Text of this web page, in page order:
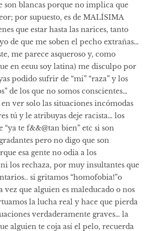
son blancas porque no implica que
por supuesto, es de MALÍSIMA
que estar hasta las narices, tanto
de que me soben el pecho extrañas…
me parece asqueroso y, como
en eeuu soy latina) me disculpo por
podido sufrir de “mi” “raza” y los
de los que no somos conscientes…
ver solo las situaciones incómodas
tú y le atribuyas deje racista… los
“ya te f&&@tan bien” etc si son
pero no digo que son
esa gente no odia a los
los rechaza, por muy insultantes que
si gritamos “homofobia!”o
vez que alguien es maleducado o nos
la lucha real y hace que pierda
verdaderamente graves… la
alguien te coja así el pelo, recuerda